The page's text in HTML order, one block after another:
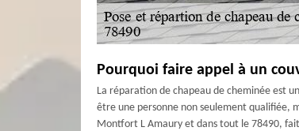
Pourquoi faire appel à un
La réparation de chapeau de cheminée est
être une personne non seulement qualifiée,
Montfort L Amaury et dans tout le 78490,